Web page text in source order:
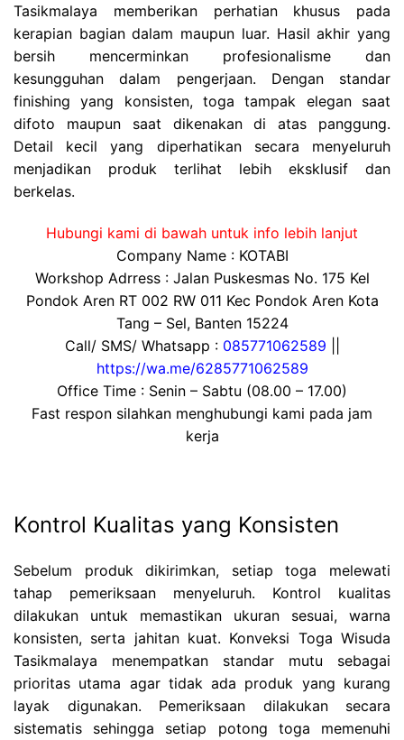
Tasikmalaya memberikan perhatian khusus pada
kerapian bagian dalam maupun luar. Hasil akhir yang
bersih mencerminkan profesionalisme dan
kesungguhan dalam pengerjaan. Dengan standar
finishing yang konsisten, toga tampak elegan saat
difoto maupun saat dikenakan di atas panggung.
Detail kecil yang diperhatikan secara menyeluruh
menjadikan produk terlihat lebih eksklusif dan
berkelas.
Hubungi kami di bawah untuk info lebih lanjut
Company Name : KOTABI
Workshop Adrress : Jalan Puskesmas No. 175 Kel
Pondok Aren RT 002 RW 011 Kec Pondok Aren Kota
Tang – Sel, Banten 15224
Call/ SMS/ Whatsapp : 085771062589
https://wa.me/6285771062589
Office Time : Senin – Sabtu (08.00 – 17.00)
Fast respon silahkan menghubungi kami pada jam
kerja
Kontrol Kualitas yang Konsisten
Sebelum produk dikirimkan, setiap toga melewati
tahap pemeriksaan menyeluruh. Kontrol kualitas
dilakukan untuk memastikan ukuran sesuai, warna
konsisten, serta jahitan kuat. Konveksi Toga Wisuda
Tasikmalaya menempatkan standar mutu sebagai
prioritas utama agar tidak ada produk yang kurang
layak digunakan. Pemeriksaan dilakukan secara
sistematis sehingga setiap potong toga memenuhi